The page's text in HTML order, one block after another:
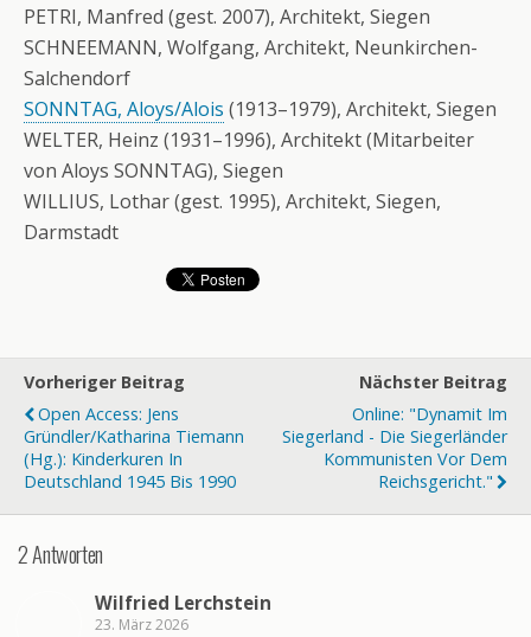
PETRI, Manfred (gest. 2007), Architekt, Siegen
SCHNEEMANN, Wolfgang, Architekt, Neunkirchen-
Salchendorf
SONNTAG, Aloys/Alois (1913–1979), Architekt, Siegen
WELTER, Heinz (1931–1996), Architekt (Mitarbeiter
von Aloys SONNTAG), Siegen
WILLIUS, Lothar (gest. 1995), Architekt, Siegen,
Darmstadt
Vorheriger Beitrag
Open Access: Jens
Gründler/Katharina Tiemann
(Hg.): Kinderkuren In
Deutschland 1945 Bis 1990
Nächster Beitrag
Online: "Dynamit Im
Siegerland - Die Siegerländer
Kommunisten Vor Dem
Reichsgericht."
2 Antworten
Wilfried Lerchstein
23. März 2026